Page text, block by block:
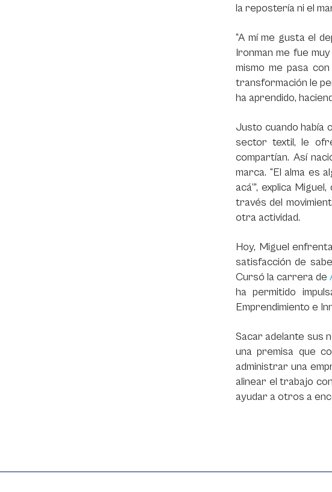
la repostería ni el
“A mí me gusta el
Ironman me fue
mismo me pasa
transformación le
ha aprendido,
Justo cuando había
sector textil, le
compartían. Así
marca. “El alma es
acá’”, explica
través del
otra actividad.
Hoy, Miguel
satisfacción de
Cursó la carrera de
ha permitido
Emprendimiento e
Sacar adelante sus
una premisa que
administrar una
alinear el trabajo
ayudar a otros a